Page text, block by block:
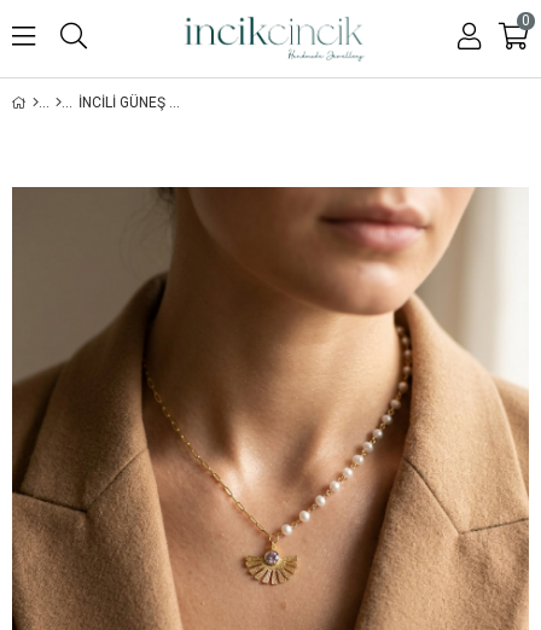
0
İNCILI GÜNEŞ KOLYE-925 AYAR GÜMÜŞ